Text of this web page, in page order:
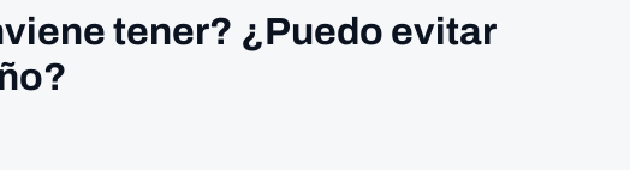
tener? ¿Puedo evitar